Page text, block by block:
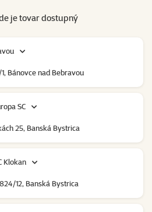
je tovar dostupný
Bánovce nad Bebravou
SC
25, Banská Bystrica
Klokan
12, Banská Bystrica